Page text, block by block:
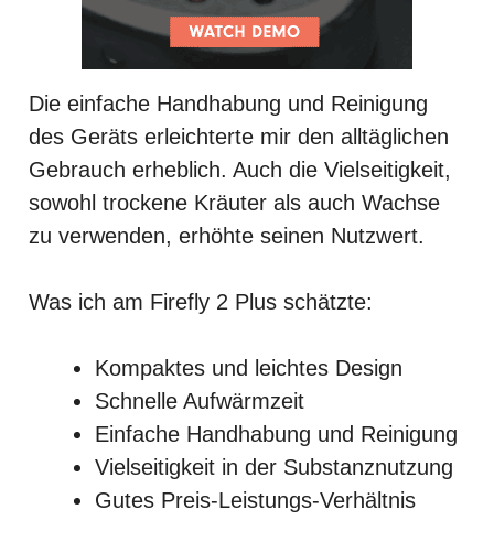
Die einfache Handhabung und Reinigung
des Geräts erleichterte mir den alltäglichen
Gebrauch erheblich. Auch die Vielseitigkeit,
sowohl trockene Kräuter als auch Wachse
zu verwenden, erhöhte seinen Nutzwert.
Was ich am Firefly 2 Plus schätzte:
Kompaktes und leichtes Design
Schnelle Aufwärmzeit
Einfache Handhabung und Reinigung
Vielseitigkeit in der Substanznutzung
Gutes Preis-Leistungs-Verhältnis